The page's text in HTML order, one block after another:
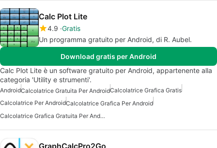
Calc Plot Lite
4.9 Gratis
Un programma gratuito per Android, di R. Aubel.
Download gratis per Android
Calc Plot Lite è un software gratuito per Android, appartenente alla
categoria 'Utility e strumenti'.
AndroidCalcolatrice Gratuita Per AndroidCalcolatrice Grafica Gratis
Calcolatrice Per AndroidCalcolatrice Grafica Per Android
Calcolatrice Grafica Gratuita Per Android